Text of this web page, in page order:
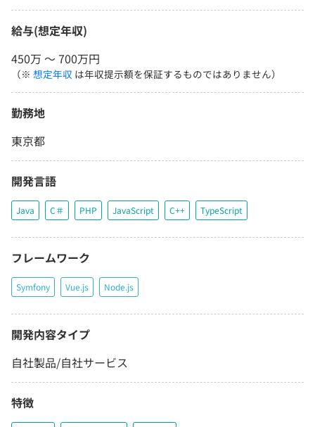
給与(想定年収)
450万 〜 700万円
（※ 想定年収 は年収提示額を保証するものではありません）
勤務地
東京都
開発言語
Java C＃ PHP JavaScript C++ TypeScript
フレームワーク
Symfony Vue.js Node.js
開発内容タイプ
自社製品/自社サービス
特徴